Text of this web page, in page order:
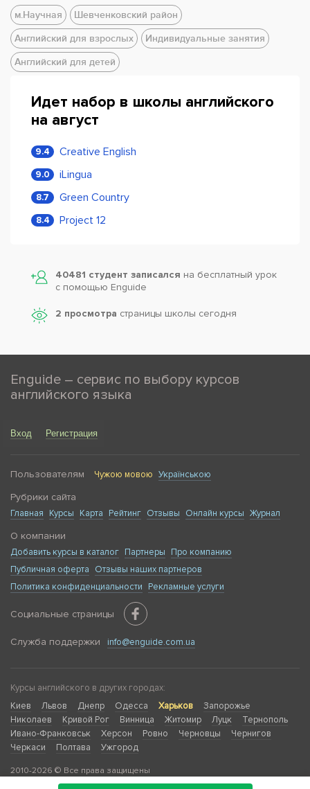
м.Научная
Шевченковский район
Английский для взрослых
Индивидуальные занятия
Английский для детей
Идет набор в школы английского
на август
9.4 Creative English
9.0 iLingua
8.7 Green Country
8.4 Project 12
40481 студент записался на бесплатный урок
с помощью Enguide
2 просмотра страницы школы сегодня
Enguide – сервис по выбору курсов
английского языка
Вход Регистрация
Пользователям Чужою мовою Українською
Рубрики сайта
Главная Курсы Карта Рейтинг Отзывы Онлайн курсы Журнал
О компании
Добавить курсы в каталог Партнеры
Про компанию
Публичная оферта
Отзывы наших партнеров
Политика конфиденциальности
Рекламные услуги
Социальные страницы
Служба поддержки info@enguide.com.ua
Курсы английского в других городах:
Киев
Львов Днепр Одесса Харьков
Запорожье
Николаев
Кривой Рог Винница Житомир Луцк
Тернополь
Ивано-Франковськ
Херсон Ровно Черновцы
Чернигов
Черкаси
Полтава Ужгород
2010-2026 © Все права защищены